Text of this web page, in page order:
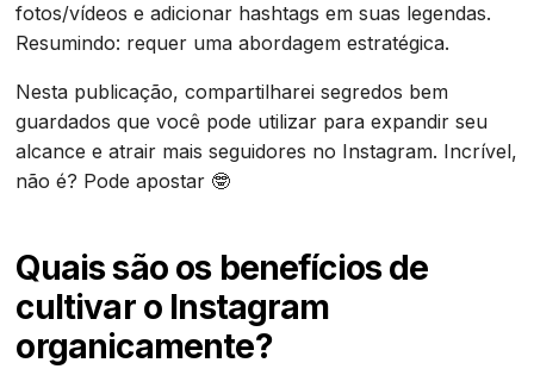
fotos/vídeos e adicionar hashtags em suas legendas.
Resumindo: requer uma abordagem estratégica.
Nesta publicação, compartilharei segredos bem
guardados que você pode utilizar para expandir seu
alcance e atrair mais seguidores no Instagram. Incrível,
não é? Pode apostar 🤓
Quais são os benefícios de
cultivar o Instagram
organicamente?